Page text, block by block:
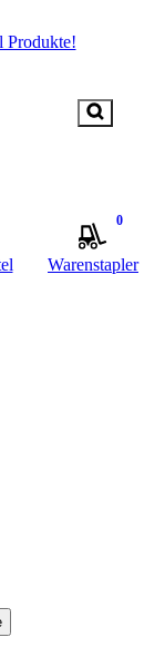
Produkte!
0
Warenstapler